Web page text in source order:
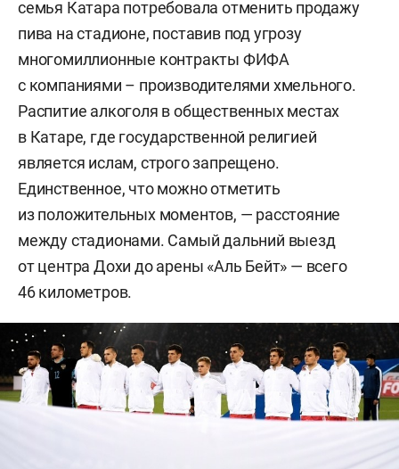
семья Катара потребовала отменить продажу
пива на стадионе, поставив под угрозу
многомиллионные контракты ФИФА
с компаниями – производителями хмельного.
Распитие алкоголя в общественных местах
в Катаре, где государственной религией
является ислам, строго запрещено.
Единственное, что можно отметить
из положительных моментов, — расстояние
между стадионами. Самый дальний выезд
от центра Дохи до арены «Аль Бейт» — всего
46 километров.